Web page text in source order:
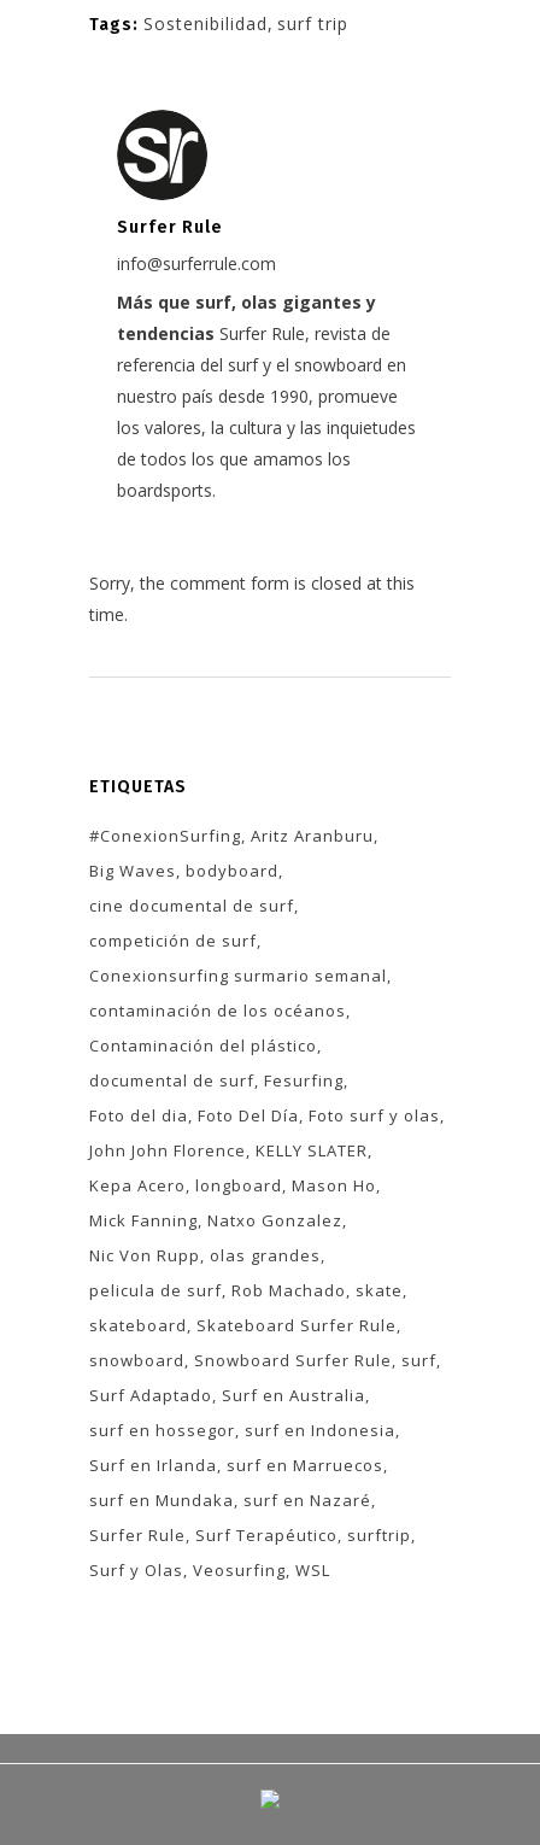
Tags: Sostenibilidad, surf trip
Surfer Rule
info@surferrule.com
Más que surf, olas gigantes y
tendencias Surfer Rule, revista de
referencia del surf y el snowboard en
nuestro país desde 1990, promueve
los valores, la cultura y las inquietudes
de todos los que amamos los
boardsports.
Sorry, the comment form is closed at this
time.
ETIQUETAS
#ConexionSurfing Aritz Aranburu
Big Waves bodyboard
cine documental de surf
competición de surf
Conexionsurfing surmario semanal
contaminación de los océanos
Contaminación del plástico
documental de surf Fesurfing
Foto del dia Foto Del Día Foto surf y olas
John John Florence KELLY SLATER
Kepa Acero longboard Mason Ho
Mick Fanning Natxo Gonzalez
Nic Von Rupp
olas grandes
pelicula de surf Rob Machado
skate
skateboard
Skateboard Surfer Rule
snowboard
Snowboard Surfer Rule
surf
Surf Adaptado
Surf en Australia
surf en hossegor surf en Indonesia
Surf en Irlanda
surf en Marruecos
surf en Mundaka
surf en Nazaré
Surfer Rule
Surf Terapéutico
surftrip
Surf y Olas Veosurfing WSL